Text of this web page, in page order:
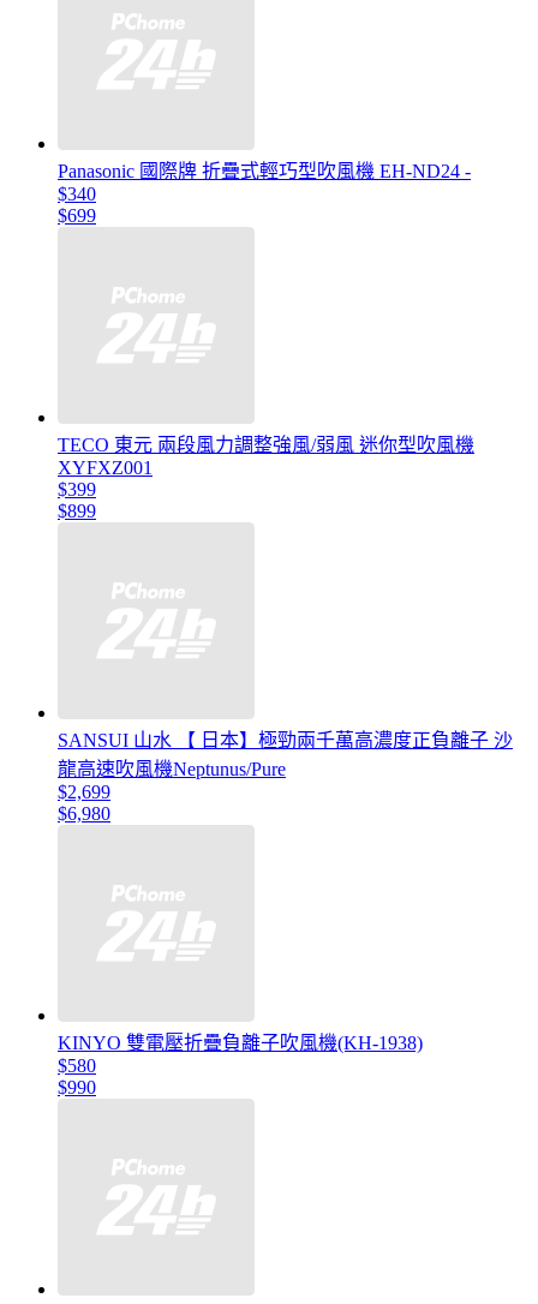
Panasonic 國際牌 折疊式輕巧型吹風機 EH-ND24 -
$340
$699
TECO 東元 兩段風力調整強風/弱風 迷你型吹風機
XYFXZ001
$399
$899
SANSUI 山水 【 日本】極勁兩千萬高濃度正負離子 沙
龍高速吹風機Neptunus/Pure
$2,699
$6,980
KINYO 雙電壓折疊負離子吹風機(KH-1938)
$580
$990